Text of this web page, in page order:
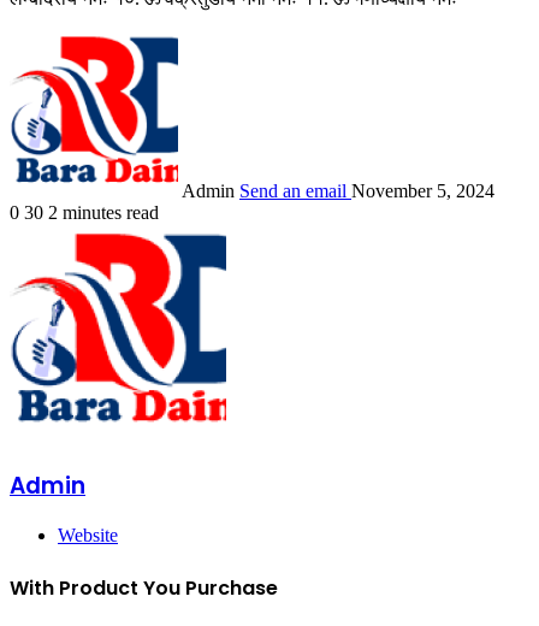
Admin Send an email November 5, 2024
0 30 2 minutes read
Admin
Website
With Product You Purchase